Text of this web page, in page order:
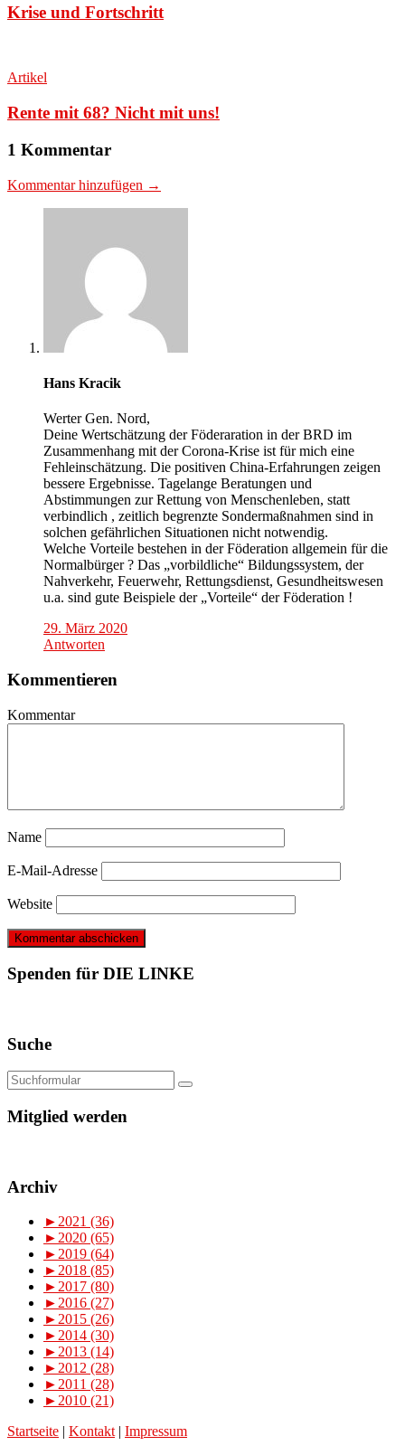
Krise und Fortschritt
Artikel
Rente mit 68? Nicht mit uns!
1 Kommentar
Kommentar hinzufügen →
Hans Kracik
Werter Gen. Nord,
Deine Wertschätzung der Föderaration in der BRD im
Zusammenhang mit der Corona-Krise ist für mich eine
Fehleinschätzung. Die positiven China-Erfahrungen zeigen
bessere Ergebnisse. Tagelange Beratungen und
Abstimmungen zur Rettung von Menschenleben, statt
verbindlich , zeitlich begrenzte Sondermaßnahmen sind in
solchen gefährlichen Situationen nicht notwendig.
Welche Vorteile bestehen in der Föderation allgemein für die
Normalbürger ? Das „vorbildliche“ Bildungssystem, der
Nahverkehr, Feuerwehr, Rettungsdienst, Gesundheitswesen
u.a. sind gute Beispiele der „Vorteile“ der Föderation !
29. März 2020
Antworten
Kommentieren
Kommentar
Name
E-Mail-Adresse
Website
Spenden für DIE LINKE
Suche
Mitglied werden
Archiv
► 2021 (36)
► 2020 (65)
► 2019 (64)
► 2018 (85)
► 2017 (80)
► 2016 (27)
► 2015 (26)
► 2014 (30)
► 2013 (14)
► 2012 (28)
► 2011 (28)
► 2010 (21)
Startseite | Kontakt | Impressum